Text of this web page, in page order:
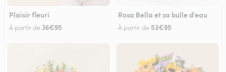
Plaisir fleuri
À partir de 36€95
Rosa Bella et sa bulle d'eau
À partir de 53€95